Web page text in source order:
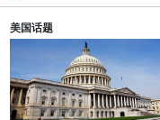
美国话题